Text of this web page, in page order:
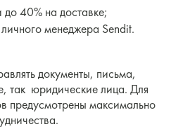
40% на доставке;
менеджера Sendit.
документы, письма,
так юридические лица. Для
предусмотрены максимально